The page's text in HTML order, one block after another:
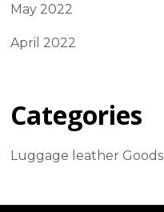
May 2022
April 2022
Categories
Luggage leather Goods